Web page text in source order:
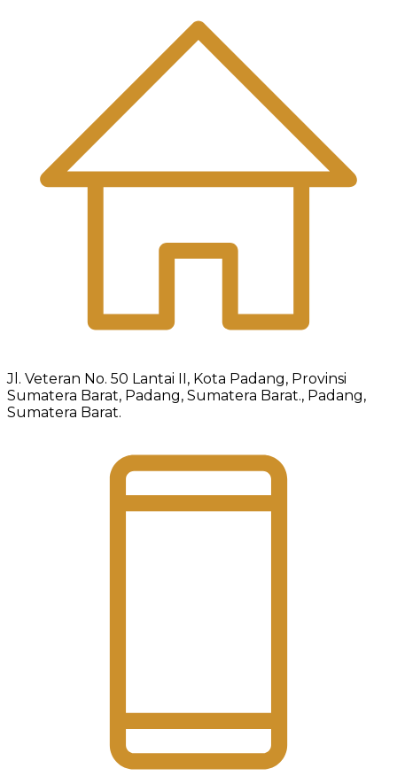
Jl. Veteran No. 50 Lantai II, Kota Padang, Provinsi
Sumatera Barat, Padang, Sumatera Barat., Padang,
Sumatera Barat.